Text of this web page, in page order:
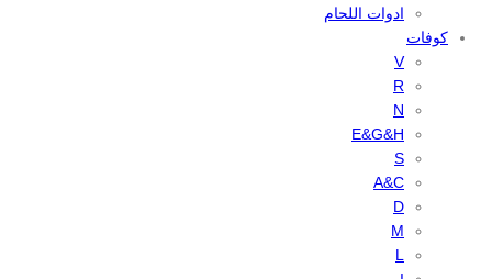
ادوات اللحام
كوفات
V
R
N
E&G&H
S
A&C
D
M
L